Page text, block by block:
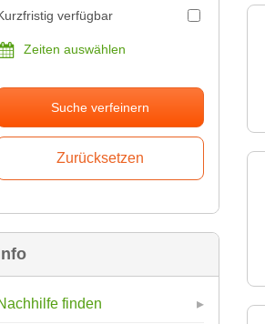
verfügbar
Zeiten auswählen
Suche verfeinern
finden